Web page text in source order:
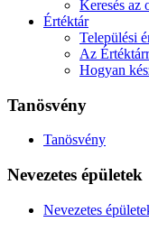
Keresés az
Értéktár
Települési
Az
Hogyan
Tanösvény
Tanösvény
Nevezetes épületek
Nevezetes